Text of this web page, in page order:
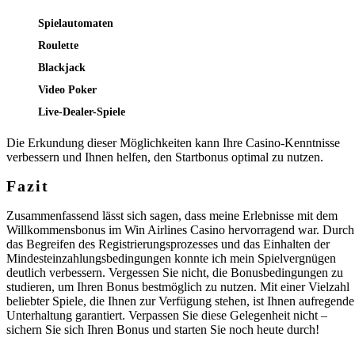
Spielautomaten
Roulette
Blackjack
Video Poker
Live-Dealer-Spiele
Die Erkundung dieser Möglichkeiten kann Ihre Casino-Kenntnisse
verbessern und Ihnen helfen, den Startbonus optimal zu nutzen.
Fazit
Zusammenfassend lässt sich sagen, dass meine Erlebnisse mit dem
Willkommensbonus im Win Airlines Casino hervorragend war. Durch
das Begreifen des Registrierungsprozesses und das Einhalten der
Mindesteinzahlungsbedingungen konnte ich mein Spielvergnügen
deutlich verbessern. Vergessen Sie nicht, die Bonusbedingungen zu
studieren, um Ihren Bonus bestmöglich zu nutzen. Mit einer Vielzahl
beliebter Spiele, die Ihnen zur Verfügung stehen, ist Ihnen aufregende
Unterhaltung garantiert. Verpassen Sie diese Gelegenheit nicht –
sichern Sie sich Ihren Bonus und starten Sie noch heute durch!